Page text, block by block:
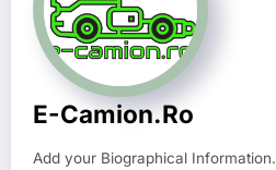
E-Camion.ro
Add your Biographical Information.